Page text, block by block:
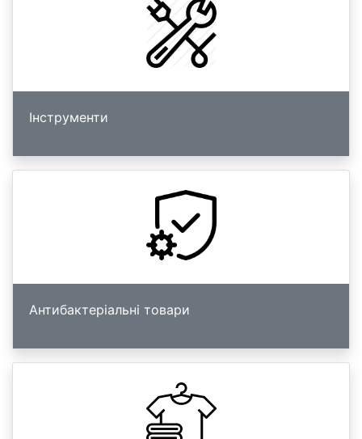
Інструменти
Антибактеріальні товари